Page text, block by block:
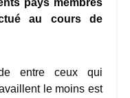
au cours de
entre ceux qui
le moins est